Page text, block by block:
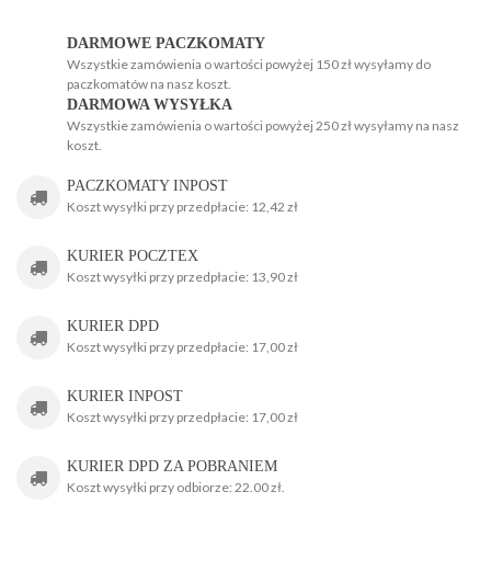
DARMOWE PACZKOMATY
Wszystkie zamówienia o wartości powyżej 150 zł wysyłamy do
paczkomatów na nasz koszt.
DARMOWA WYSYŁKA
Wszystkie zamówienia o wartości powyżej 250 zł wysyłamy na nasz
koszt.
PACZKOMATY INPOST
Koszt wysyłki przy przedpłacie: 12,42 zł
KURIER POCZTEX
Koszt wysyłki przy przedpłacie: 13,90 zł
KURIER DPD
Koszt wysyłki przy przedpłacie: 17,00 zł
KURIER INPOST
Koszt wysyłki przy przedpłacie: 17,00 zł
KURIER DPD ZA POBRANIEM
Koszt wysyłki przy odbiorze: 22.00 zł.